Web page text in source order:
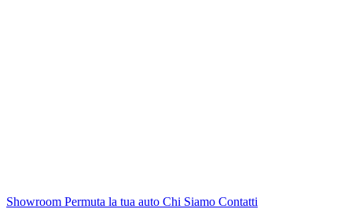
Showroom Permuta la tua auto Chi Siamo Contatti